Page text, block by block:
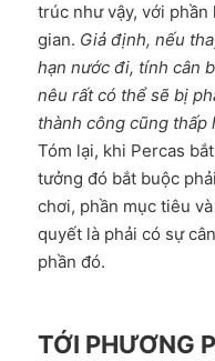
trúc như vậy, với
gian. Giả định, nếu
hạn nước đi, tính cân
nêu rất có thể sẽ bị
thành công cũng thấp
Tóm lại, khi Percas
tưởng đó bắt buộc
chơi, phần mục tiêu
quyết là phải có sự
phần đó.
TỚI PHƯƠNG